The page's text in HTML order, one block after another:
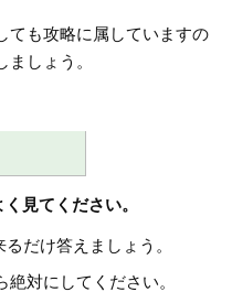
ても攻略に属していますの
うにしましょう。
見てください。
だけ答えましょう。
対にしてください。